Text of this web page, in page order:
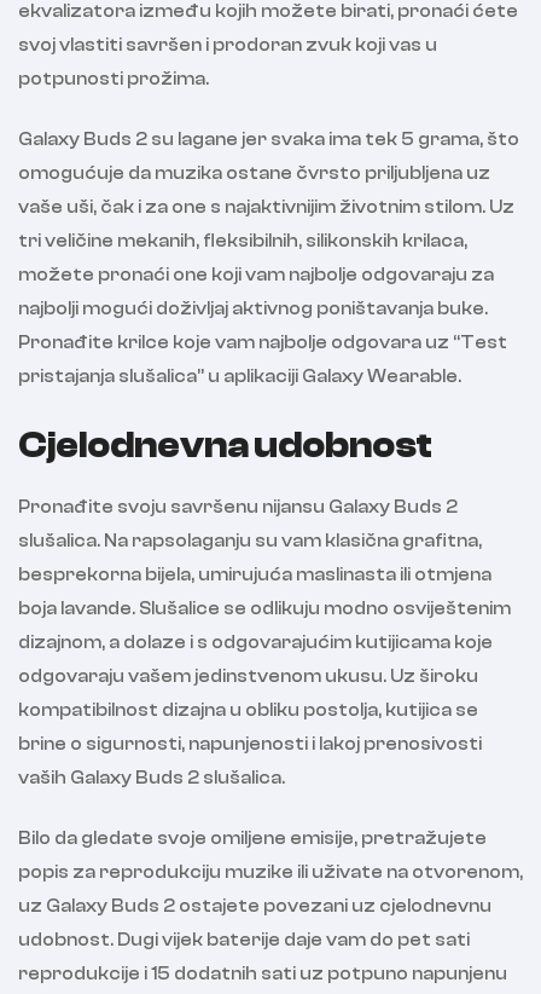
ekvalizatora između kojih možete birati, pronaći ćete
svoj vlastiti savršen i prodoran zvuk koji vas u
potpunosti prožima.
Galaxy Buds 2 su lagane jer svaka ima tek 5 grama, što
omogućuje da muzika ostane čvrsto priljubljena uz
vaše uši, čak i za one s najaktivnijim životnim stilom. Uz
tri veličine mekanih, fleksibilnih, silikonskih krilaca,
možete pronaći one koji vam najbolje odgovaraju za
najbolji mogući doživljaj aktivnog poništavanja buke.
Pronađite krilce koje vam najbolje odgovara uz “Test
pristajanja slušalica” u aplikaciji Galaxy Wearable.
Cjelodnevna udobnost
Pronađite svoju savršenu nijansu Galaxy Buds 2
slušalica. Na rapsolaganju su vam klasična grafitna,
besprekorna bijela, umirujuća maslinasta ili otmjena
boja lavande. Slušalice se odlikuju modno osviještenim
dizajnom, a dolaze i s odgovarajućim kutijicama koje
odgovaraju vašem jedinstvenom ukusu. Uz široku
kompatibilnost dizajna u obliku postolja, kutijica se
brine o sigurnosti, napunjenosti i lakoj prenosivosti
vaših Galaxy Buds 2 slušalica.
Bilo da gledate svoje omiljene emisije, pretražujete
popis za reprodukciju muzike ili uživate na otvorenom,
uz Galaxy Buds 2 ostajete povezani uz cjelodnevnu
udobnost. Dugi vijek baterije daje vam do pet sati
reprodukcije i 15 dodatnih sati uz potpuno napunjenu